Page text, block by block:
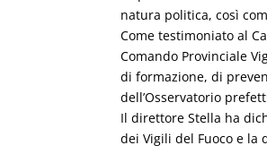
natura politica, così
Come testimoniato al
Comando Provinciale
di formazione, di
dell’Osservatorio
Il direttore Stella ha
dei Vigili del Fuoco e